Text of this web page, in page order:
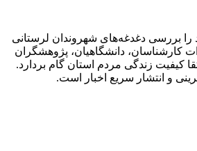
را بررسی دغدغه‌های شهروندان لرستانی
کارشناسان، دانشگاهیان، پژوهشگران
کیفیت زندگی مردم استان گام بردارد.
و انتشار سریع اخبار است.